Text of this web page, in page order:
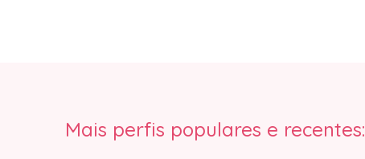
Mais perfis populares e recentes: